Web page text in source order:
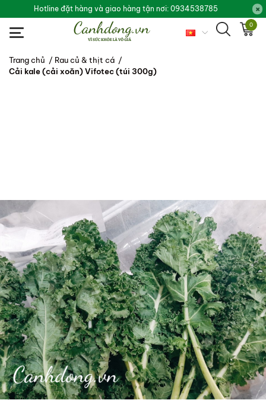
Hotline đặt hàng và giao hàng tận nơi: 0934538785
0
Trang chủ / Rau củ & thịt cá /
Cải kale (cải xoăn) Vifotec (túi 300g)